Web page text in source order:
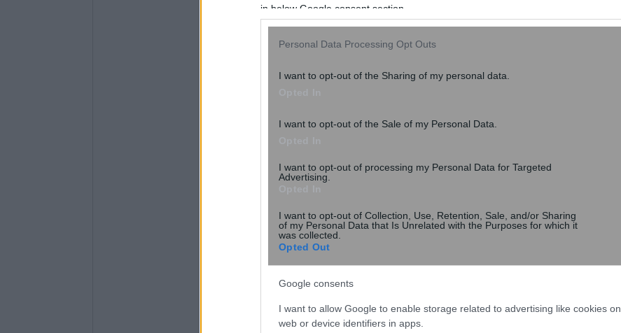
in below Google consent section.
Personal Data Processing Opt Outs
I want to opt-out of the Sharing of my personal data.
I want to opt-out of the Sale of my Personal Data.
I want to opt-out of processing my Personal Data for Targeted
Advertising.
I want to opt-out of Collection, Use, Retention, Sale, and/or Sharing
of my Personal Data that Is Unrelated with the Purposes for which it
was collected.
Opted Out
Google consents
I want to allow Google to enable storage related to advertising like cookies on
web or device identifiers in apps.